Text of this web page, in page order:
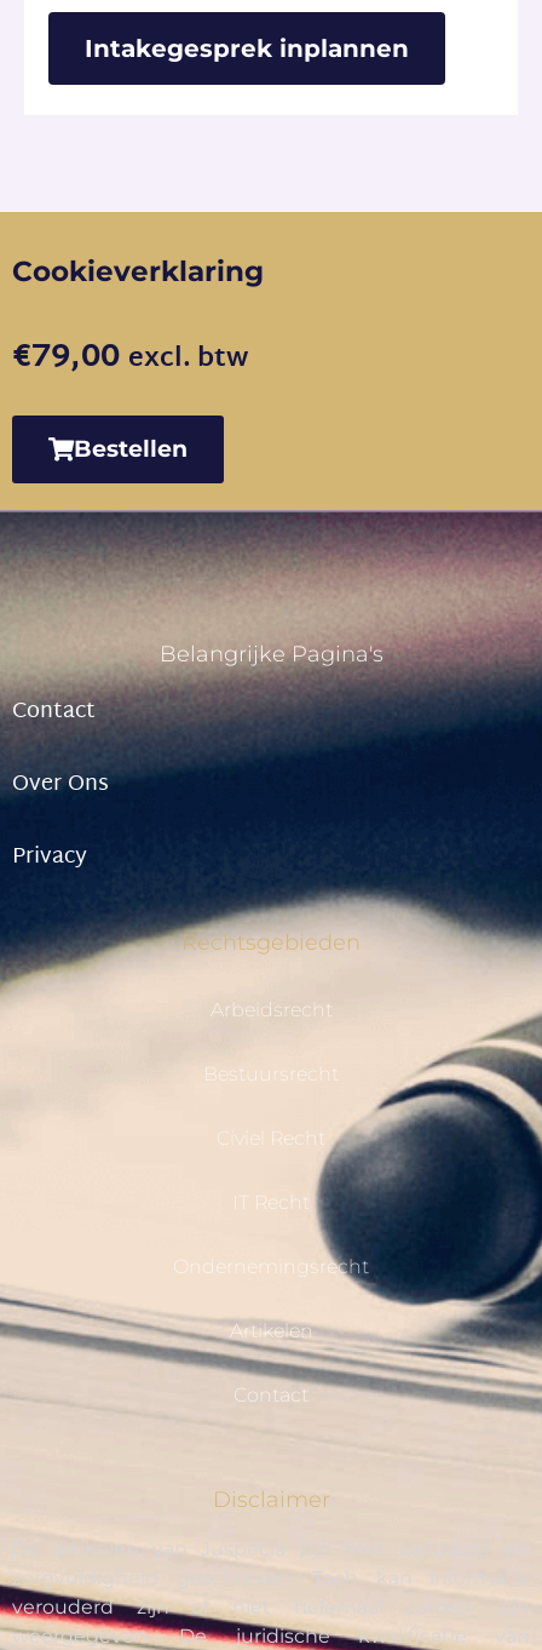
Intakegesprek inplannen
Cookieverklaring
€79,00 excl. btw
Bestellen
Belangrijke Pagina's
Contact
Over Ons
Privacy
Rechtsgebieden
Arbeidsrecht
Bestuursrecht
Civiel Recht
IT Recht
Ondernemingsrecht
Artikelen
Contact
Disclaimer
De artikelen van Juspecia zijn met aandacht en
zorgvuldigheid geschreven. Toch kan informatie
verouderd zijn of niet helemaal correct zijn
weergegeven. De juridische kwalificatie van